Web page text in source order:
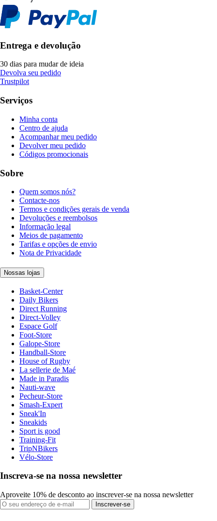
Entrega e devolução
30 dias para mudar de ideia
Devolva seu pedido
Trustpilot
Serviços
Minha conta
Centro de ajuda
Acompanhar meu pedido
Devolver meu pedido
Códigos promocionais
Sobre
Quem somos nós?
Contacte-nos
Termos e condições gerais de venda
Devoluções e reembolsos
Informação legal
Meios de pagamento
Tarifas e opções de envio
Nota de Privacidade
Nossas lojas
Basket-Center
Daily Bikers
Direct Running
Direct-Volley
Espace Golf
Foot-Store
Galope-Store
Handball-Store
House of Rugby
La sellerie de Maé
Made in Paradis
Nauti-wave
Pecheur-Store
Smash-Expert
Sneak'In
Sneakids
Sport is good
Training-Fit
TripNBikers
Vélo-Store
Inscreva-se na nossa newsletter
Aproveite 10% de desconto ao inscrever-se na nossa newsletter
Inscrever-se